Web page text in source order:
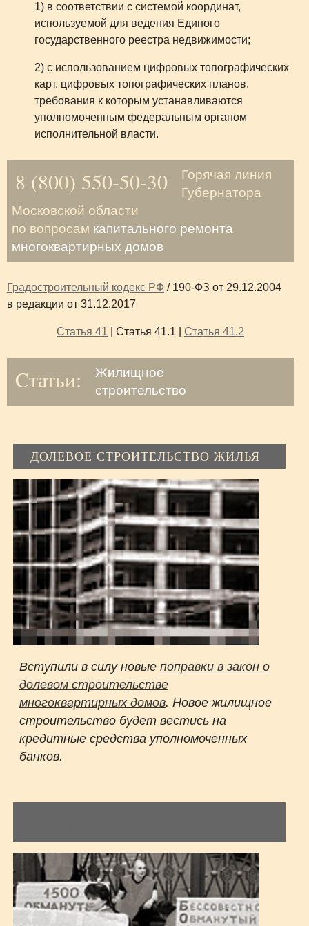
1) в соответствии с системой координат,
используемой для ведения Единого
государственного реестра недвижимости;
2) с использованием цифровых топографических
карт, цифровых топографических планов,
требования к которым устанавливаются
уполномоченным федеральным органом
исполнительной власти.
8 (800) 550-50-30
Горячая линия
Губернатора
Московской области
по вопросам капитального ремонта
многоквартирных домов
Градостроительный кодекс РФ / 190-ФЗ от 29.12.2004
в редакции от 31.12.2017
Статья 41 | Статья 41.1 |Статья 41.2
Cтатьи:
Жилищное
строительство
ДОЛЕВОЕ СТРОИТЕЛЬСТВО ЖИЛЬЯ
Вступили в силу новые поправки в закон о
долевом строительстве
многоквартирных домов. Новое жилищное
строительство будет вестись на
кредитные средства уполномоченных
банков.